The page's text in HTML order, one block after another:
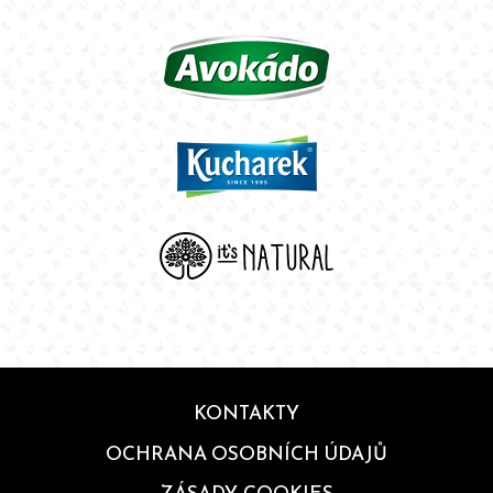
KONTAKTY
OCHRANA OSOBNÍCH ÚDAJŮ